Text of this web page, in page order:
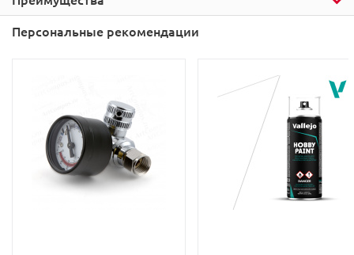
Персональные рекомендации